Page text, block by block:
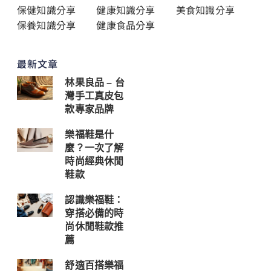
保健知識分享 健康知識分享
美食知識分享
保養知識分享
健康食品分享
最新文章
林果良品 – 台
灣手工真皮包
款專家品牌
樂福鞋是什
麼？一次了解
時尚經典休閒
鞋款
認識樂福鞋：
穿搭必備的時
尚休閒鞋款推
薦
舒適百搭樂福